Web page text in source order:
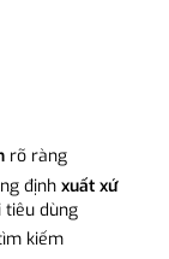
rõ ràng
định xuất xứ
dùng
kiếm